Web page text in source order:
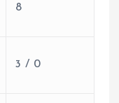
8
3 / 0